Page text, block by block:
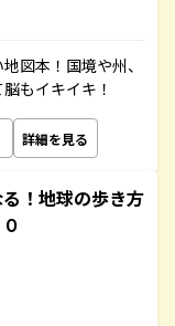
図本！国境や州、
もイキイキ！
詳細を見る
！地球の歩き方